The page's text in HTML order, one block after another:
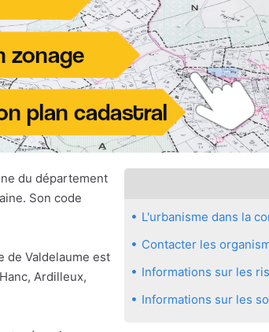
L'urbanisme dans la
Contacter les
Informations sur les
Informations sur les
du département
Son code
de Valdelaume est
Ardilleux,